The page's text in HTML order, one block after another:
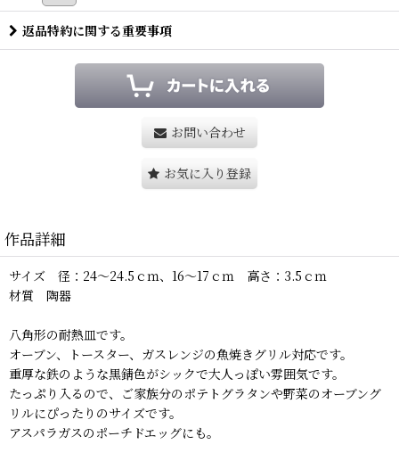
返品特約に関する重要事項
お問い合わせ
お気に入り登録
作品詳細
サイズ 径：24〜24.5ｃｍ、16〜17ｃｍ 高さ：3.5ｃｍ
材質 陶器
八角形の耐熱皿です。
オーブン、トースター、ガスレンジの魚焼きグリル対応です。
重厚な鉄のような黒錆色がシックで大人っぽい雰囲気です。
たっぷり入るので、ご家族分のポテトグラタンや野菜のオーブング
リルにぴったりのサイズです。
アスパラガスのポーチドエッグにも。